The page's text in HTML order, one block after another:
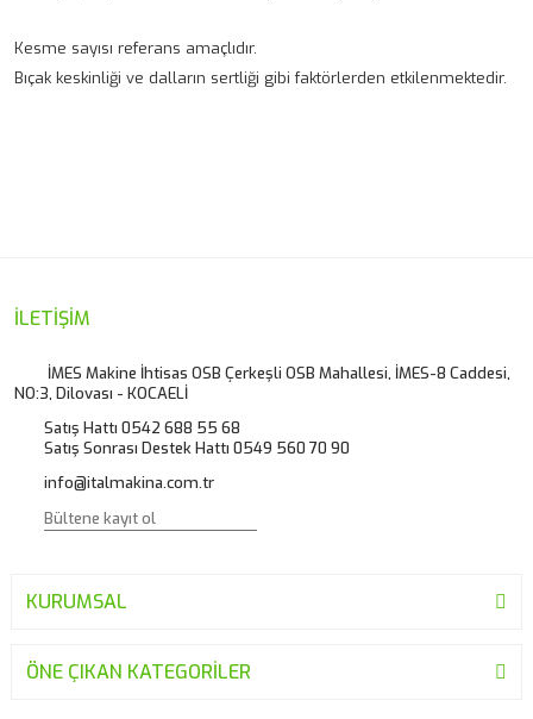
Kesme sayısı referans amaçlıdır.
Bıçak keskinliği ve dalların sertliği gibi faktörlerden etkilenmektedir.
Ürün resmi kalitesiz, bozuk veya görüntülenemiyor.
Ürün bilgilerinde hatalar bulunuyor.
Ürün fiyatı diğer sitelerden daha pahalı.
Bu ürüne benzer farklı alternatifler olmalı.
İLETİŞİM
İMES Makine İhtisas OSB Çerkeşli OSB Mahallesi, İMES-8 Caddesi,
NO:3, Dilovası - KOCAELİ
Satış Hattı 0542 688 55 68
Satış Sonrası Destek Hattı 0549 560 70 90
info@italmakina.com.tr
KURUMSAL
ÖNE ÇIKAN KATEGORİLER